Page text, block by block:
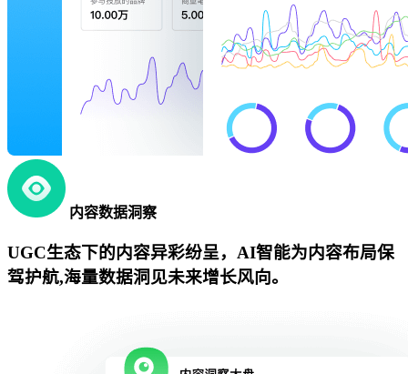
内容数据洞察
UGC生态下的内容异彩纷呈，AI智能为内容布局保
驾护航,海量数据洞见未来增长风向。